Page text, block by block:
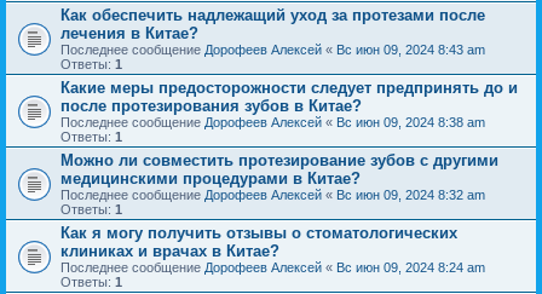
Как обеспечить надлежащий уход за протезами после
лечения в Китае?
Последнее сообщение Дорофеев Алексей « Вс июн 09, 2024 8:43 am
Ответы: 1
Какие меры предосторожности следует предпринять до и
после протезирования зубов в Китае?
Последнее сообщение Дорофеев Алексей « Вс июн 09, 2024 8:38 am
Ответы: 1
Можно ли совместить протезирование зубов с другими
медицинскими процедурами в Китае?
Последнее сообщение Дорофеев Алексей « Вс июн 09, 2024 8:32 am
Ответы: 1
Как я могу получить отзывы о стоматологических
клиниках и врачах в Китае?
Последнее сообщение Дорофеев Алексей « Вс июн 09, 2024 8:24 am
Ответы: 1